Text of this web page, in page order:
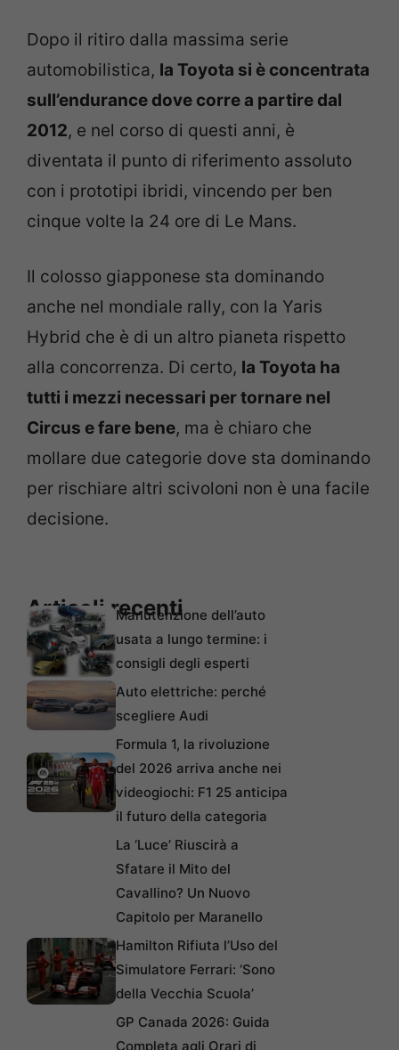
Dopo il ritiro dalla massima serie
automobilistica, la Toyota si è concentrata
sull’endurance dove corre a partire dal
2012, e nel corso di questi anni, è
diventata il punto di riferimento assoluto
con i prototipi ibridi, vincendo per ben
cinque volte la 24 ore di Le Mans.
Il colosso giapponese sta dominando
anche nel mondiale rally, con la Yaris
Hybrid che è di un altro pianeta rispetto
alla concorrenza. Di certo, la Toyota ha
tutti i mezzi necessari per tornare nel
Circus e fare bene, ma è chiaro che
mollare due categorie dove sta dominando
per rischiare altri scivoloni non è una facile
decisione.
Articoli recentiManutenzione dell’auto
usata a lungo termine: i
consigli degli esperti
Auto elettriche: perché
scegliere Audi
Formula 1, la rivoluzione
del 2026 arriva anche nei
videogiochi: F1 25 anticipa
il futuro della categoria
La ‘Luce’ Riuscirà a
Sfatare il Mito del
Cavallino? Un Nuovo
Capitolo per Maranello
Hamilton Rifiuta l’Uso del
Simulatore Ferrari: ‘Sono
della Vecchia Scuola’
GP Canada 2026: Guida
Completa agli Orari di